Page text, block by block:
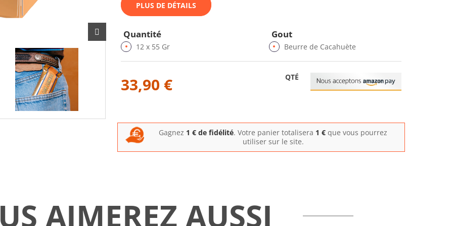
PLUS DE DÉTAILS
Quantité
12 x 55 Gr
Gout
Beurre de Cacahuète
33,90 € QTÉ
Gagnez 1 € de fidélité. Votre panier totalisera 1 € que vous pourrez
utiliser sur le site.
AIMEREZ AUSSI